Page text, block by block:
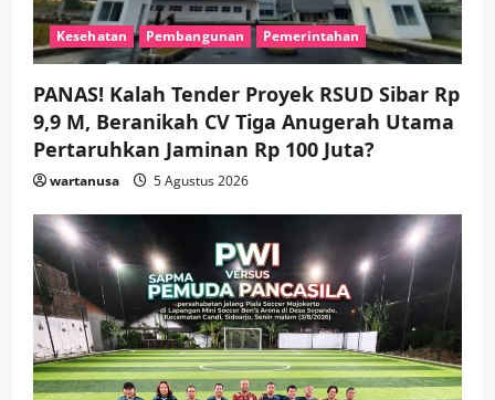
4
Pemkab Sidoarjo & Muhammadiyah
Sinergi Permudah Perizinan, Wakaf,
hingga Hibah
wartanusa 4 Agustus 2026
Keagamaan Pemerintahan
Hadir di Pengajian Qurrota A’yun,
Wabup Sidoarjo Minta Doa Jamaah
Kesehatan Pembangunan Pemerintahan
PANAS! Kalah Tender Proyek RSUD Sibar Rp
9,9 M, Beranikah CV Tiga Anugerah Utama
Pertaruhkan Jaminan Rp 100 Juta?
wartanusa 5 Agustus 2026